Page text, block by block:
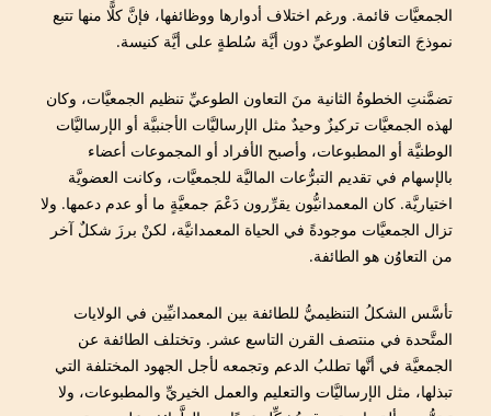
الجمعيَّات قائمة. ورغم اختلاف أدوارها ووظائفها، فإنَّ كلًّا منها تتبع
نموذجَ التعاوُن الطوعيِّ دون أيَّة سُلطةٍ على أيَّة كنيسة.
تضمَّنتِ الخطوةُ الثانية منَ التعاون الطوعيِّ تنظيم الجمعيَّات، وكان
لهذه الجمعيَّات تركيزٌ وحيدٌ مثل الإرساليَّات الأجنبيَّة أو الإرساليَّات
الوطنيَّة أو المطبوعات، وأصبح الأفراد أو المجموعات أعضاء
بالإسهام في تقديم التبرُّعات الماليَّة للجمعيَّات، وكانت العضويَّة
اختياريَّة. كان المعمدانيُّون يقرِّرون دَعْمَ جمعيَّةٍ ما أو عدم دعمها. ولا
تزال الجمعيَّات موجودةً في الحياة المعمدانيَّة، لكنْ برزَ شكلٌ آخر
من التعاوُن هو الطائفة.
تأسَّس الشكلُ التنظيميُّ للطائفة بين المعمدانيِّين في الولايات
المتَّحدة في منتصف القرن التاسع عشر. وتختلف الطائفة عن
الجمعيَّة في أنَّها تطلبُ الدعم وتجمعه لأجل الجهود المختلفة التي
تبذلها، مثل الإرساليَّات والتعليم والعمل الخيريِّ والمطبوعات، ولا